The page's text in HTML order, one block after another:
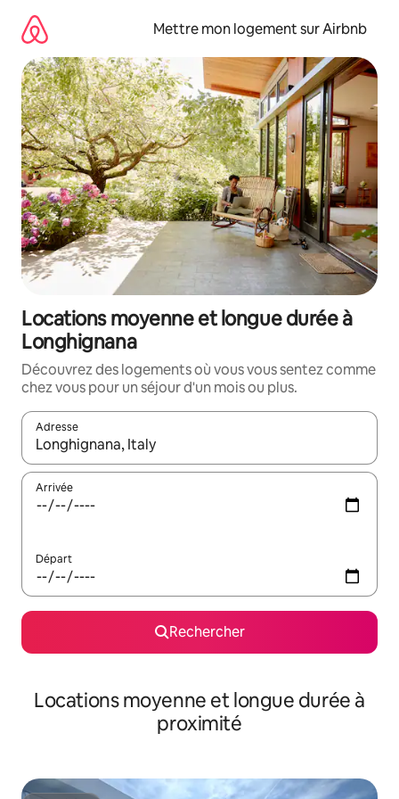
directement
contenu
Mettre mon logement sur Airbnb
Locations moyenne et longue durée à
Longhignana
Découvrez des logements où vous vous sentez comme
chez vous pour un séjour d'un mois ou plus.
Adresse
Lorsque les résultats s'affichent, utilisez les flèches vers le
Arrivée
Départ
Rechercher
Locations moyenne et longue durée à
proximité